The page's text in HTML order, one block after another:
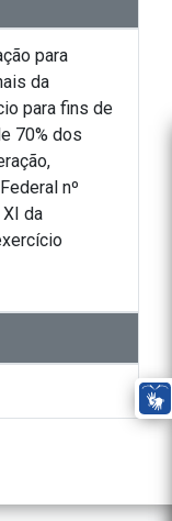
para
da
para fins de
70% dos
nº
da